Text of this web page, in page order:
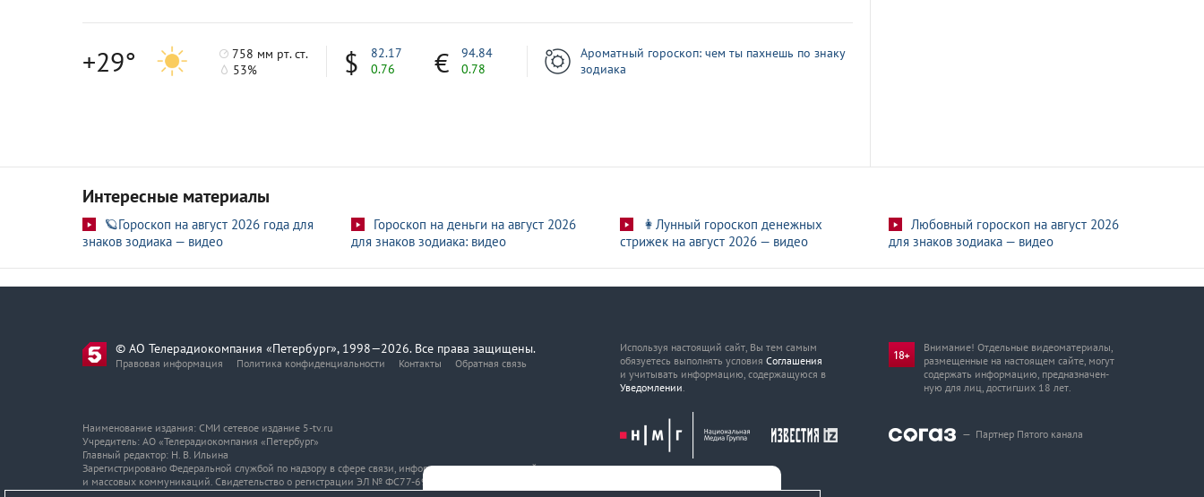
+29°
758 мм рт. ст.
53%
82.17
0.76
94.84
0.78
Ароматный гороскоп: чем ты пахнешь по знаку
зодиака
Интересные материалы
🪐Гороскоп на август 2026 года для
знаков зодиака — видео
Гороскоп на деньги на август 2026
для знаков зодиака: видео
👩Лунный гороскоп денежных
стрижек на август 2026 — видео
Любовный гороскоп на август 2026
для знаков зодиака — видео
© АО Телерадиокомпания «Петербург», 1998—2026. Все права защищены.
Правовая информация Политика конфиденциальности Контакты Обратная связь
Используя настоящий сайт, Вы тем самым
обязуетесь выполнять условия Соглашения
и учитывать информацию, содержащуюся в
Уведомлении.
Внимание! Отдельные видеоматериалы,
размещенные на настоящем сайте, могут
содержать информацию, предназначен­
ную для лиц, достигших 18 лет.
Наименование издания: СМИ сетевое издание 5-tv.ru
Учредитель: АО «Телерадиокомпания «Петербург»
Главный редактор: Н. В. Ильина
Зарегистрировано Федеральной службой по надзору в сфере связи, информационных технологий
и массовых коммуникаций. Свидетельство о регистрации ЭЛ № ФС77-69216 от 29 марта 2017 года.
— Партнер Пятого канала